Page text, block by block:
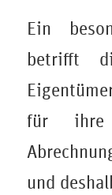
Ein
betrifft
für ihre
und